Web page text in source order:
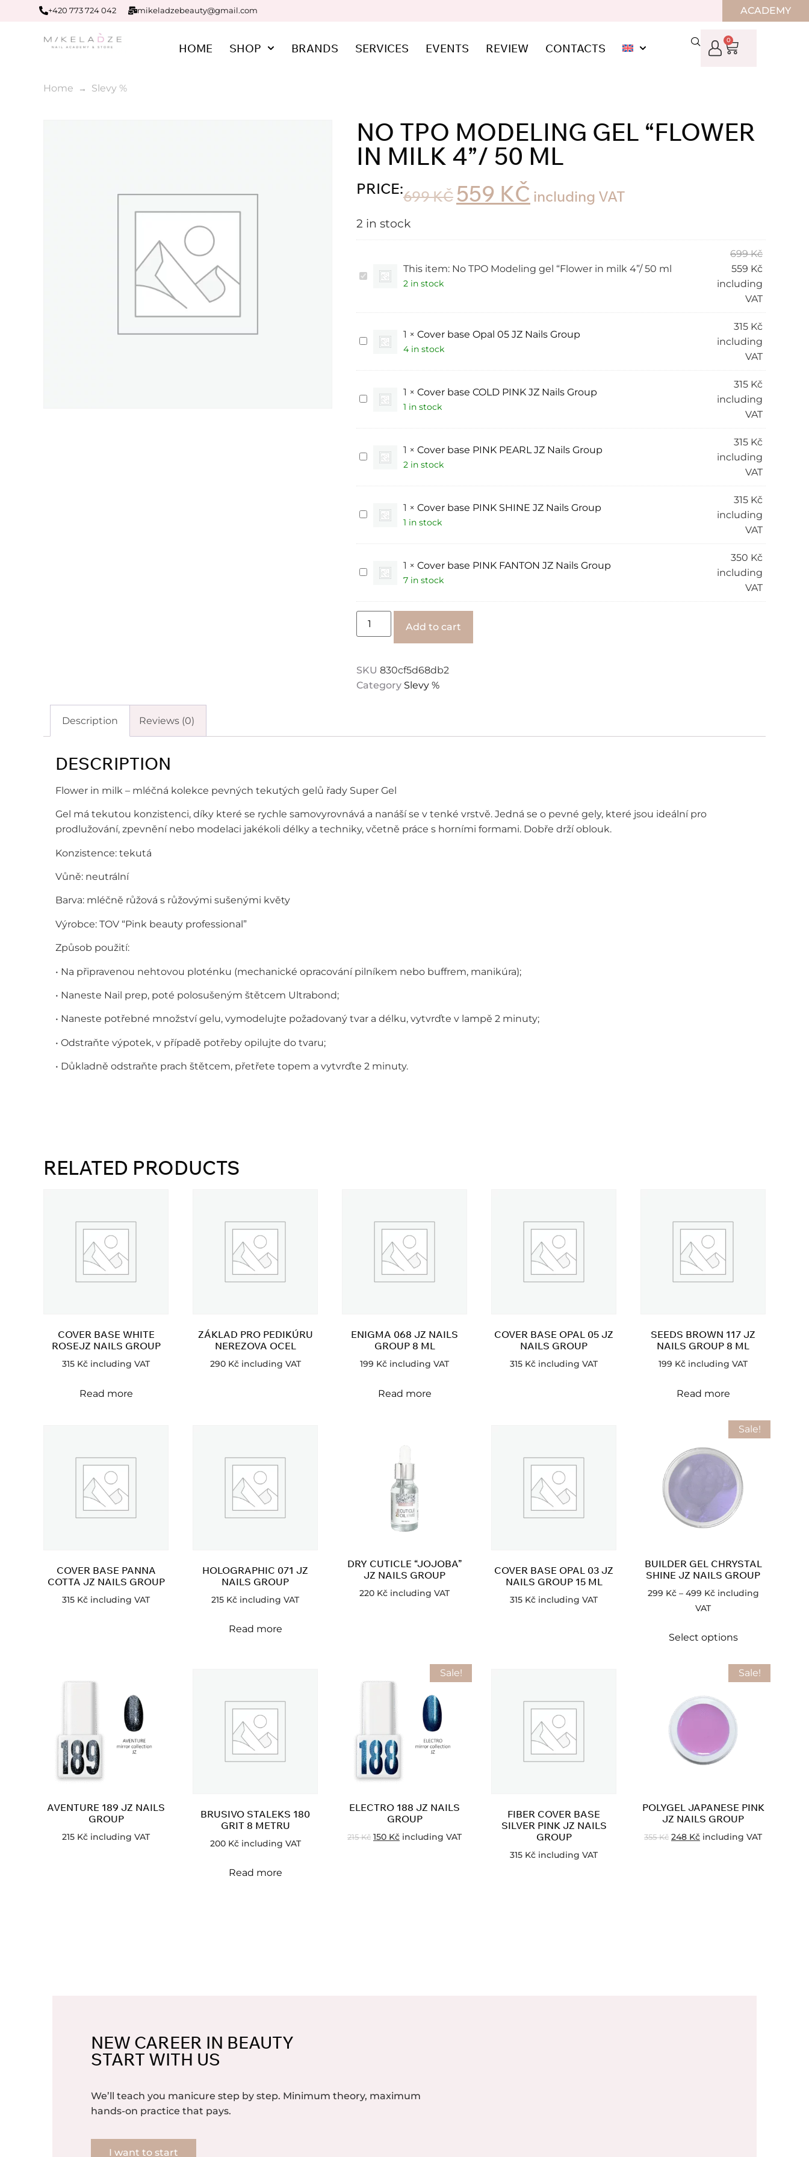
+420 773 724 042 mikeladzebeauty@gmail.com ACADEMY
HOME SHOP BRANDS SERVICES EVENTS REVIEW CONTACTS
0
Home Slevy %
NO TPO MODELING GEL “FLOWER
IN MILK 4”/ 50 ML
PRICE:699KČ 559 KČ including VAT
2 in stock
No
TPO
“Flower
4”/
This item: No TPO Modeling gel “Flower in milk 4”/ 50 ml
2 in stock
699Kč
559 Kč
including
VAT
Cover
base
05
Group
1 × Cover base Opal 05 JZ Nails Group
4 in stock
315 Kč
including
VAT
Cover
base
PINK
Group
1 × Cover base COLD PINK JZ Nails Group
1 in stock
315 Kč
including
VAT
Cover
base
PEARL
Group
1 × Cover base PINK PEARL JZ Nails Group
2 in stock
315 Kč
including
VAT
Cover
base
SHINE
Group
1 × Cover base PINK SHINE JZ Nails Group
1 in stock
315 Kč
including
VAT
Cover
base
FANTON
JZ
Nails
Group
1 × Cover base PINK FANTON JZ Nails Group
7 in stock
350 Kč
including
VAT
Add to cart
SKU 830cf5d68db2
Category Slevy %
Description Reviews (0)
DESCRIPTION
Flower in milk – mléčná kolekce pevných tekutých gelů řady Super Gel
Gel má tekutou konzistenci, díky které se rychle samovyrovnává a nanáší se v tenké vrstvě. Jedná se o pevné gely, které jsou ideální pro
prodlužování, zpevnění nebo modelaci jakékoli délky a techniky, včetně práce s horními formami. Dobře drží oblouk.
Konzistence: tekutá
Vůně: neutrální
Barva: mléčně růžová s růžovými sušenými květy
Výrobce: TOV “Pink beauty professional”
Způsob použití:
• Na připravenou nehtovou ploténku (mechanické opracování pilníkem nebo buffrem, manikúra);
• Naneste Nail prep, poté polosušeným štětcem Ultrabond;
• Naneste potřebné množství gelu, vymodelujte požadovaný tvar a délku, vytvrďte v lampě 2 minuty;
• Odstraňte výpotek, v případě potřeby opilujte do tvaru;
• Důkladně odstraňte prach štětcem, přetřete topem a vytvrďte 2 minuty.
RELATED PRODUCTS
COVER BASE WHITE
ROSEJZ NAILS GROUP
315 Kč including VAT
Read more
ZÁKLAD PRO PEDIKÚRU
NEREZOVA OCEL
290 Kč including VAT
ENIGMA 068 JZ NAILS
GROUP 8 ML
199 Kč including VAT
Read more
COVER BASE OPAL 05 JZ
NAILS GROUP
315 Kč including VAT
SEEDS BROWN 117 JZ
NAILS GROUP 8 ML
199 Kč including VAT
Read more
COVER BASE PANNA
COTTA JZ NAILS GROUP
315 Kč including VAT
HOLOGRAPHIC 071 JZ
NAILS GROUP
215 Kč including VAT
Read more
DRY CUTICLE “JOJOBA”
JZ NAILS GROUP
220 Kč including VAT
COVER BASE OPAL 03 JZ
NAILS GROUP 15 ML
315 Kč including VAT
Sale!
BUILDER GEL CHRYSTAL
SHINE JZ NAILS GROUP
299 Kč – 499 Kč including
VAT
Select options
AVENTURE 189 JZ NAILS
GROUP
215 Kč including VAT
BRUSIVO STALEKS 180
GRIT 8 METRU
200 Kč including VAT
Read more
Sale!
ELECTRO 188 JZ NAILS
GROUP
215Kč 150 Kč including VAT
FIBER COVER BASE
SILVER PINK JZ NAILS
GROUP
315 Kč including VAT
Sale!
POLYGEL JAPANESE PINK
JZ NAILS GROUP
355Kč 248 Kč including VAT
NEW CAREER IN BEAUTY
START WITH US
We’ll teach you manicure step by step. Minimum theory, maximum
hands-on practice that pays.
I want to start